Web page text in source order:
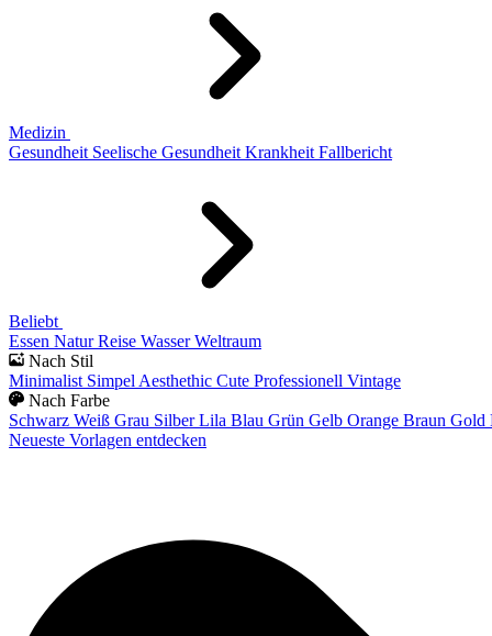
Medizin
Gesundheit Seelische Gesundheit Krankheit Fallbericht
Beliebt
Essen Natur Reise Wasser Weltraum
Nach Stil
Minimalist Simpel Aesthethic Cute Professionell Vintage
Nach Farbe
Schwarz Weiß Grau Silber Lila Blau Grün Gelb Orange Braun Gold
Neueste Vorlagen entdecken